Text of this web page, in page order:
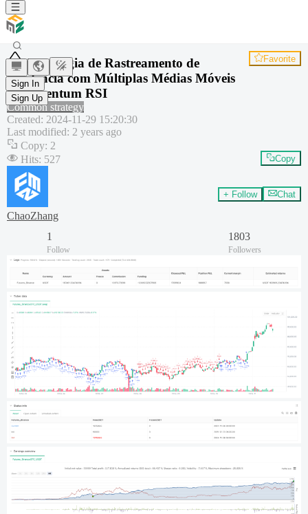
Sign In
Sign Up
Estratégia de Rastreamento de
Tendência com Múltiplas Médias Móveis
e Momentum RSI
Favorite
Common strategy
Created: 2024-11-29 15:20:30
Last modified: 2 years ago
Copy: 2
Hits: 527 Copy
ChaoZhang
+ Follow Chat
1
Follow
1803
Followers